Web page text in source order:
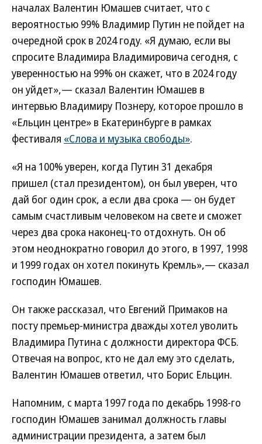
началах Валентин Юмашев считает, что с
вероятностью 99% Владимир Путин не пойдет на
очередной срок в 2024 году. «Я думаю, если вы
спросите Владимира Владимировича сегодня, с
уверенностью на 99% он скажет, что в 2024 году
он уйдет»,— сказал Валентин Юмашев в
интервью Владимиру Познеру, которое прошло в
«Ельцин центре» в Екатеринбурге в рамках
фестиваля «Слова и музыка свободы».
«Я на 100% уверен, когда Путин 31 декабря
пришел (стал президентом), он был уверен, что
дай бог один срок, а если два срока — он будет
самым счастливым человеком на свете и сможет
через два срока наконец-то отдохнуть. Он об
этом неоднократно говорил до этого, в 1997, 1998
и 1999 годах он хотел покинуть Кремль»,— сказал
господин Юмашев.
Он также рассказал, что Евгений Примаков на
посту премьер-министра дважды хотел уволить
Владимира Путина с должности директора ФСБ.
Отвечая на вопрос, кто не дал ему это сделать,
Валентин Юмашев ответил, что Борис Ельцин.
Напомним, с марта 1997 года по декабрь 1998-го
господин Юмашев занимал должность главы
администрации президента, а затем был